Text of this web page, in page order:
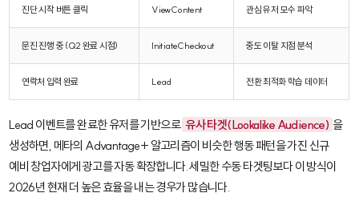
진단 시작 버튼 클릭 ViewContent 관심 유저 모수 파악
문진 진행 중 (Q2 완료 시점) InitiateCheckout 중도 이탈 지점 분석
연락처 입력 완료 Lead 전환 최적화 학습 데이터
Lead 이벤트를 완료한 유저를 기반으로 유사 타겟(Lookalike Audience) 을
생성하면, 메타의 Advantage+ 알고리즘이 비슷한 행동 패턴을 가진 신규
예비 창업자에게 광고를 자동 확장합니다. 세밀한 수동 타겟팅보다 이 방식이
2026년 현재 더 높은 효율을 내는 경우가 많습니다.